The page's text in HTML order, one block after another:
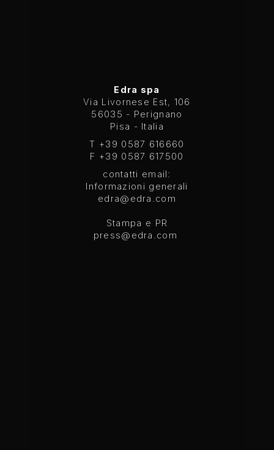
Edra spa
Via Livornese Est, 106
56035 - Perignano
Pisa - Italia
T +39 0587 616660
F +39 0587 617500
contatti email:
Informazioni generali
edra@edra.com
Stampa e PR
press@edra.com